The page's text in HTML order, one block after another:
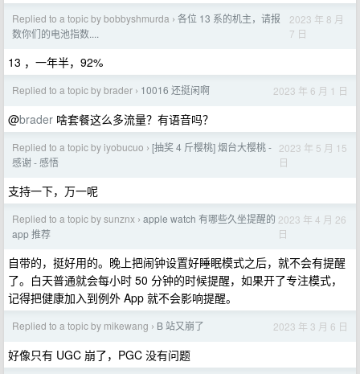
Replied to a topic by bobbyshmurda › 各位 13 系的机主，请报
数你们的电池指数....
2023 年 8 月
7 日
13 ，一年半，92%
Replied to a topic by brader › 10016 还挺闲啊 2023 年 6 月 1 日
@brader 啥套餐这么多流量？有语音吗？
Replied to a topic by iyobucuo › [抽奖 4 斤樱桃] 烟台大樱桃 -
感谢 - 感悟
2023 年 5 月 15
日
支持一下，万一呢
Replied to a topic by sunznx › apple watch 有哪些久坐提醒的
app 推荐
2023 年 4 月 26
日
自带的，挺好用的。晚上把闹钟设置好睡眠模式之后，就不会有提醒
了。白天普通就会每小时 50 分钟的时候提醒，如果开了专注模式，
记得把健康加入到例外 App 就不会影响提醒。
Replied to a topic by mikewang › B 站又崩了 2023 年 3 月 6 日
好像只有 UGC 崩了，PGC 没有问题